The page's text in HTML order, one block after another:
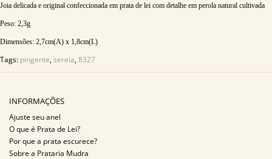
Joia delicada e original confeccionada em prata de lei com detalhe em perola natural cultivada
Peso: 2,3g
Dimensões: 2,7cm(A) x 1,8cm(L)
Tags: pingente,sereia,8327
INFORMAÇÕES
Ajuste seu anel
O que é Prata de Lei?
Por que a prata escurece?
Sobre a Prataria Mudra